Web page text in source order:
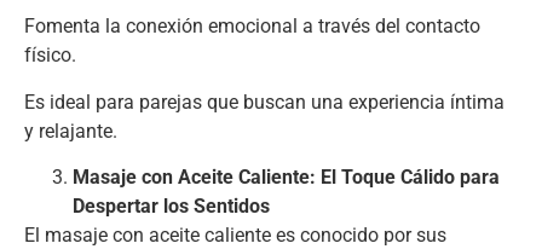
Fomenta la conexión emocional a través del contacto
físico.
Es ideal para parejas que buscan una experiencia íntima
y relajante.
Masaje con Aceite Caliente: El Toque Cálido para
Despertar los Sentidos
El masaje con aceite caliente es conocido por sus